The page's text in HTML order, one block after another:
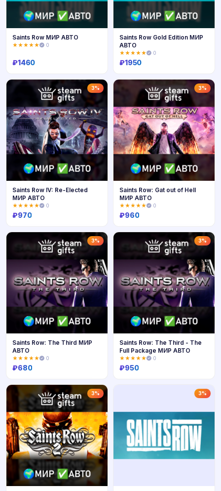
Купить
Saints Row МИР АВТО
★★★★★ 0
₽1460
Купить
Saints Row Gold Edition МИР
АВТО
★★★★★ 0
₽1950
3%
Купить
Saints Row IV: Re-Elected
МИР АВТО
★★★★★ 0
₽970
3%
Купить
Saints Row: Gat out of Hell
МИР АВТО
★★★★★ 0
₽960
3%
Купить
Saints Row: The Third МИР
АВТО
★★★★★ 0
₽680
3%
Saints Row: The Third - The
Full Package МИР АВТО
★★★★★ 0
₽950
3% 3%